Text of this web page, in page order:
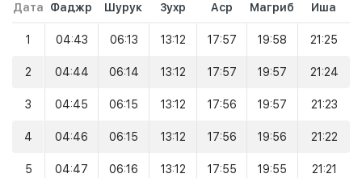
Дата Фаджр Шурук Зухр Аср Магриб Иша
1 04:43 06:13 13:12 17:57 19:58 21:25
2 04:44 06:14 13:12 17:57 19:57 21:24
3 04:45 06:15 13:12 17:56 19:57 21:23
4 04:46 06:15 13:12 17:56 19:56 21:22
5 04:47 06:16 13:12 17:55 19:55 21:21